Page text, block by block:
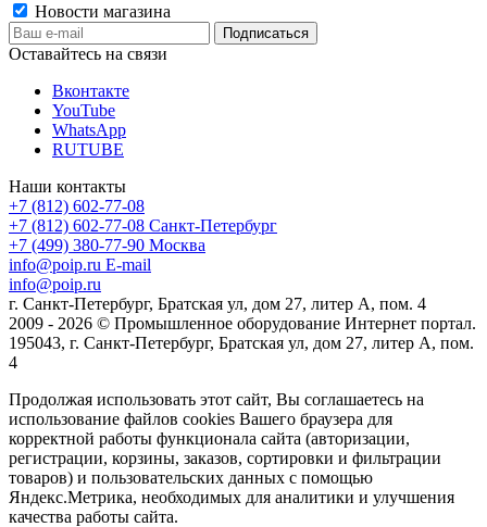
Новости магазина
Оставайтесь на связи
Вконтакте
YouTube
WhatsApp
RUTUBE
Наши контакты
+7 (812) 602-77-08
+7 (812) 602-77-08 Санкт-Петербург
+7 (499) 380-77-90 Москва
info@poip.ru E-mail
info@poip.ru
г. Санкт-Петербург, Братская ул, дом 27, литер А, пом. 4
2009 - 2026 © Промышленное оборудование Интернет портал.
195043, г. Санкт-Петербург, Братская ул, дом 27, литер А, пом.
4
Продолжая использовать этот сайт, Вы соглашаетесь на
использование файлов cookies Вашего браузера для
корректной работы функционала сайта (авторизации,
регистрации, корзины, заказов, сортировки и фильтрации
товаров) и пользовательских данных с помощью
Яндекс.Метрика, необходимых для аналитики и улучшения
качества работы сайта.